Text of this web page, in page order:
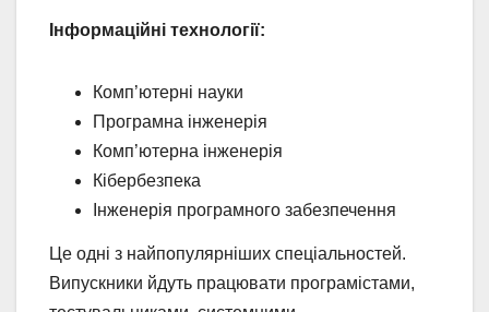
Інформаційні технології:
Комп’ютерні науки
Програмна інженерія
Комп’ютерна інженерія
Кібербезпека
Інженерія програмного забезпечення
Це одні з найпопулярніших спеціальностей.
Випускники йдуть працювати програмістами,